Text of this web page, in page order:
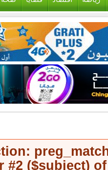
:
#2 ($subject)